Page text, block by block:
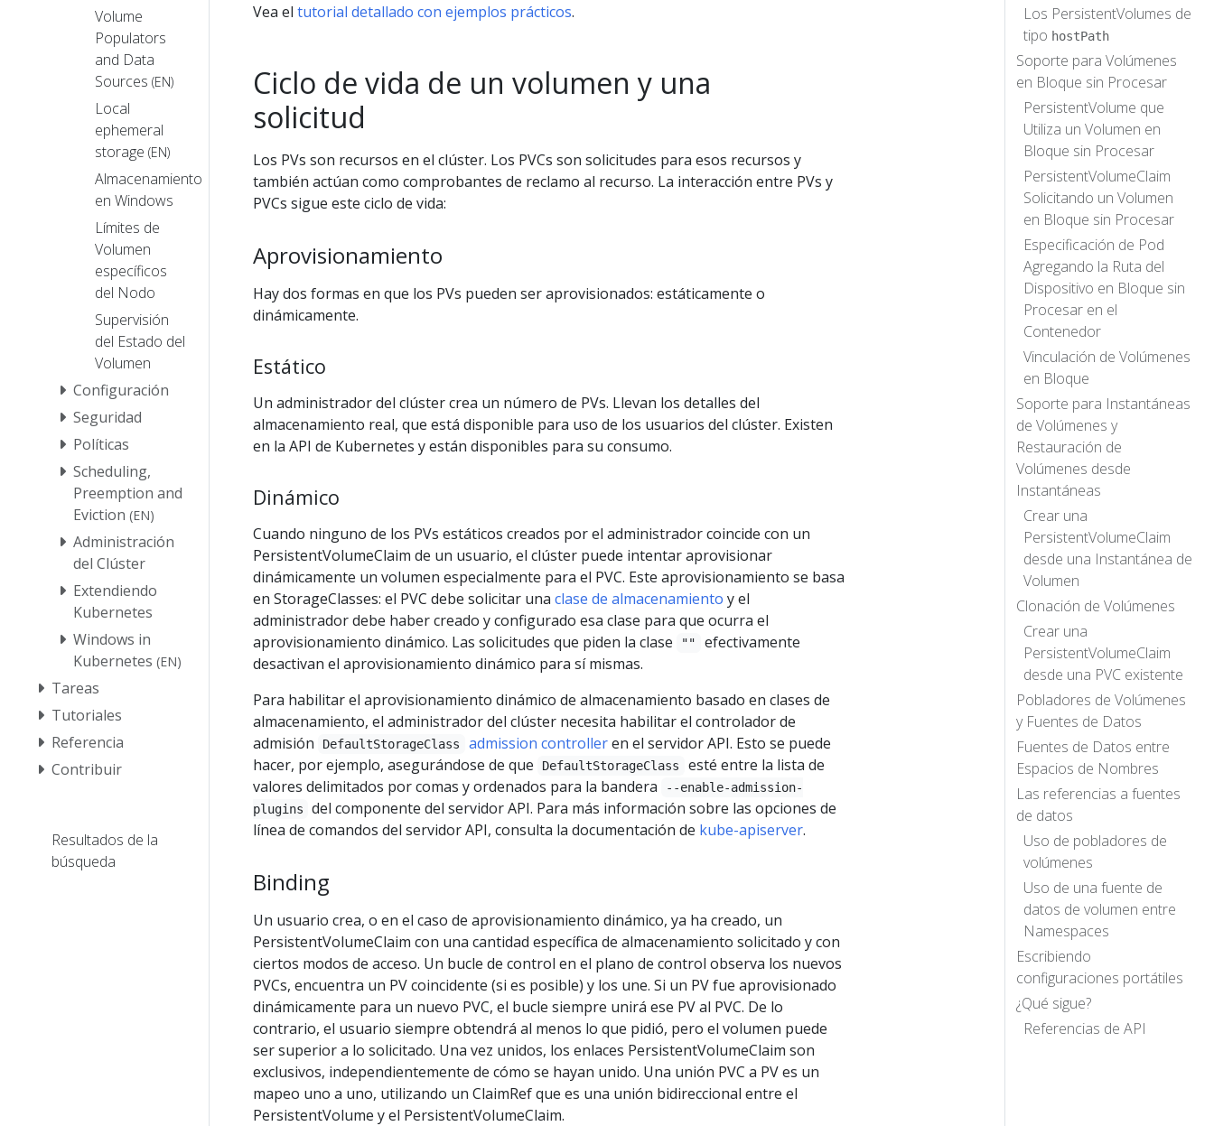
Volume
Populators
and Data
Sources (EN)
Local
ephemeral
storage (EN)
Almacenamiento
en Windows
Límites de
Volumen
específicos
del Nodo
Supervisión
del Estado del
Volumen
Configuración
Seguridad
Políticas
Scheduling,
Preemption and
Eviction (EN)
Administración
del Clúster
Extendiendo
Kubernetes
Windows in
Kubernetes (EN)
Tareas
Tutoriales
Referencia
Contribuir
Resultados de la
búsqueda
Los PersistentVolumes de
tipo hostPath
Soporte para Volúmenes
en Bloque sin Procesar
PersistentVolume que
Utiliza un Volumen en
Bloque sin Procesar
PersistentVolumeClaim
Solicitando un Volumen
en Bloque sin Procesar
Especificación de Pod
Agregando la Ruta del
Dispositivo en Bloque sin
Procesar en el
Contenedor
Vinculación de Volúmenes
en Bloque
Soporte para Instantáneas
de Volúmenes y
Restauración de
Volúmenes desde
Instantáneas
Crear una
PersistentVolumeClaim
desde una Instantánea de
Volumen
Clonación de Volúmenes
Crear una
PersistentVolumeClaim
desde una PVC existente
Pobladores de Volúmenes
y Fuentes de Datos
Fuentes de Datos entre
Espacios de Nombres
Las referencias a fuentes
de datos
Uso de pobladores de
volúmenes
Uso de una fuente de
datos de volumen entre
Namespaces
Escribiendo
configuraciones portátiles
¿Qué sigue?
Referencias de API
Vea el tutorial detallado con ejemplos prácticos.
Ciclo de vida de un volumen y una
solicitud
Los PVs son recursos en el clúster. Los PVCs son solicitudes para esos recursos y
también actúan como comprobantes de reclamo al recurso. La interacción entre PVs y
PVCs sigue este ciclo de vida:
Aprovisionamiento
Hay dos formas en que los PVs pueden ser aprovisionados: estáticamente o
dinámicamente.
Estático
Un administrador del clúster crea un número de PVs. Llevan los detalles del
almacenamiento real, que está disponible para uso de los usuarios del clúster. Existen
en la API de Kubernetes y están disponibles para su consumo.
Dinámico
Cuando ninguno de los PVs estáticos creados por el administrador coincide con un
PersistentVolumeClaim de un usuario, el clúster puede intentar aprovisionar
dinámicamente un volumen especialmente para el PVC. Este aprovisionamiento se basa
en StorageClasses: el PVC debe solicitar una clase de almacenamiento y el
administrador debe haber creado y configurado esa clase para que ocurra el
aprovisionamiento dinámico. Las solicitudes que piden la clase
""
efectivamente
desactivan el aprovisionamiento dinámico para sí mismas.
Para habilitar el aprovisionamiento dinámico de almacenamiento basado en clases de
almacenamiento, el administrador del clúster necesita habilitar el controlador de
admisión
DefaultStorageClass admission controlleren el servidor API. Esto se puede
hacer, por ejemplo, asegurándose de que
DefaultStorageClass
esté entre la lista de
valores delimitados por comas y ordenados para la bandera
--enable-admission-
plugins
del componente del servidor API. Para más información sobre las opciones de
línea de comandos del servidor API, consulta la documentación de kube-apiserver.
Binding
Un usuario crea, o en el caso de aprovisionamiento dinámico, ya ha creado, un
PersistentVolumeClaim con una cantidad específica de almacenamiento solicitado y con
ciertos modos de acceso. Un bucle de control en el plano de control observa los nuevos
PVCs, encuentra un PV coincidente (si es posible) y los une. Si un PV fue aprovisionado
dinámicamente para un nuevo PVC, el bucle siempre unirá ese PV al PVC. De lo
contrario, el usuario siempre obtendrá al menos lo que pidió, pero el volumen puede
ser superior a lo solicitado. Una vez unidos, los enlaces PersistentVolumeClaim son
exclusivos, independientemente de cómo se hayan unido. Una unión PVC a PV es un
mapeo uno a uno, utilizando un ClaimRef que es una unión bidireccional entre el
PersistentVolume y el PersistentVolumeClaim.